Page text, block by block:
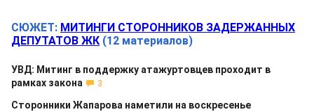
СЮЖЕТ: МИТИНГИ СТОРОННИКОВ ЗАДЕРЖАННЫХ
ДЕПУТАТОВ ЖК (12 материалов)
УВД: Митинг в поддержку атажуртовцев проходит в
рамках закона
3
Сторонники Жапарова наметили на воскресенье